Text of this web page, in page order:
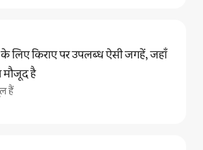
के लिए किराए पर उपलब्ध ऐसी जगहें, जहाँ
मौजूद है
हैं